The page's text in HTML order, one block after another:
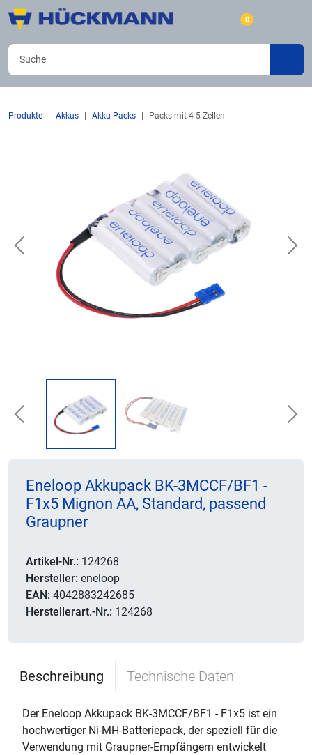
0
Produkte Akkus Akku-Packs Packs mit 4-5 Zellen
Previous
Previous
Eneloop Akkupack BK-3MCCF/BF1 -
F1x5 Mignon AA, Standard, passend
Graupner
Artikel-Nr.: 124268
Hersteller: eneloop
EAN: 4042883242685
Herstellerart.-Nr.: 124268
Beschreibung Technische Daten
Der Eneloop Akkupack BK-3MCCF/BF1 - F1x5 ist ein
hochwertiger Ni-MH-Batteriepack, der speziell für die
Verwendung mit Graupner-Empfängern entwickelt